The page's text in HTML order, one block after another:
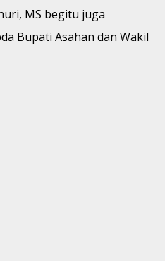
MS begitu juga
Bupati Asahan dan Wakil